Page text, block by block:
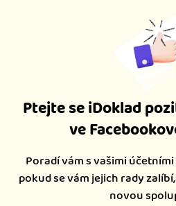
Ptejte se iDoklad
ve
Poradí vám s vašimi
pokud se vám jejich rady
novou